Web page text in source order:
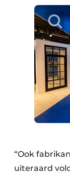
“Ook
uiteraard